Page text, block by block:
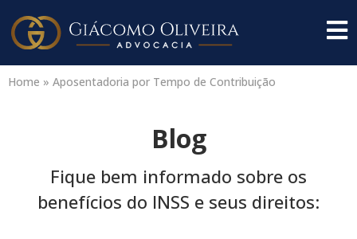
Home » Aposentadoria por Tempo de Contribuição
Blog
Fique bem informado sobre os
benefícios do INSS e seus direitos: